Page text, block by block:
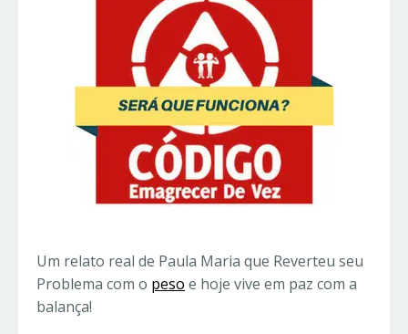
Um relato real de Paula Maria que Reverteu seu
Problema com o peso e hoje vive em paz com a
balança!